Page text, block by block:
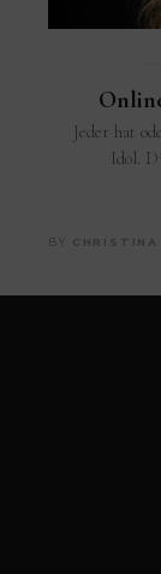
Jeder hat
Idol.
BY CHRISTINA